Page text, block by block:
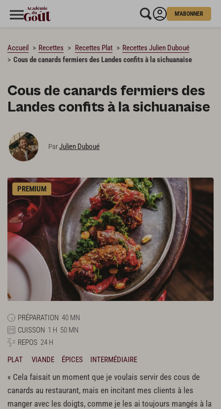
M'ABONNER
Accueil Recettes Recettes Plat
Recettes Julien Duboué
Cous de canards fermiers des Landes confits à la sichuanaise
Cous de canards fermiers des
Landes confits à la sichuanaise
ParJulien Duboué
PREMIUM
PRÉPARATION 40 MN
CUISSON 1 H 50 MN
REPOS 24 H
PLAT
VIANDE ÉPICES INTERMÉDIAIRE
« Cela faisait un moment que je voulais servir des cous de
canards au restaurant, mais en incitant mes clients à les
manger avec les doigts, comme je les ai toujours mangés à la
CHARGEMENT…